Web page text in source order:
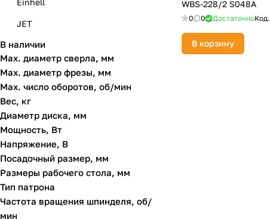
WBS-228/2 S048A
0 0 ДостаточноКод.
В корзину
Einhell
JET
KRESS
P.I.T.
PATRIOT
Powermatic
TRITON
WOODWORK
Вихрь
ЗУБР
В наличии
Max. диаметр сверла, мм
Max. диаметр фрезы, мм
Max. число оборотов, об/мин
Вес, кг
Диаметр диска, мм
Мощность, Вт
Напряжение, В
Посадочный размер, мм
Размеры рабочего стола, мм
Тип патрона
Частота вращения шпинделя, об/
мин